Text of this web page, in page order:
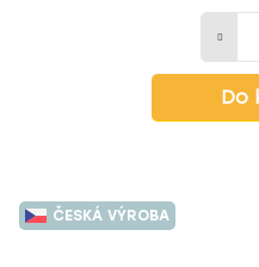
Do
ČESKÁ VÝROBA